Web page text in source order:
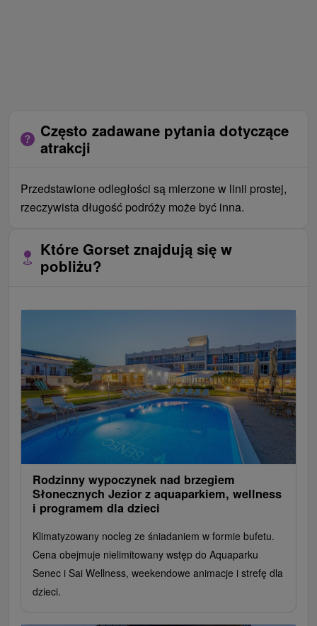
Często zadawane pytania dotyczące
atrakcji
Przedstawione odległości są mierzone w linii prostej,
rzeczywista długość podróży może być inna.
Które Gorset znajdują się w
pobliżu?
Rodzinny wypoczynek nad brzegiem
Słonecznych Jezior z aquaparkiem, wellness
i programem dla dzieci
Klimatyzowany nocleg ze śniadaniem w formie bufetu.
Cena obejmuje nielimitowany wstęp do Aquaparku
Senec i Sai Wellness, weekendowe animacje i strefę dla
dzieci.